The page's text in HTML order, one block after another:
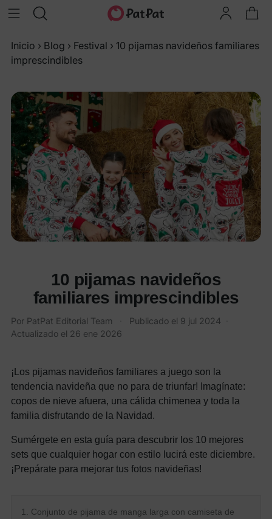
Inicio › Blog › Festival › 10 pijamas navideños familiares
imprescindibles
10 pijamas navideños
familiares imprescindibles
Por PatPat Editorial Team Publicado el 9 jul 2024
Actualizado el 26 ene 2026
¡Los pijamas navideños familiares a juego son la
tendencia navideña que no para de triunfar! Imagínate:
copos de nieve afuera, una cálida chimenea y toda la
familia disfrutando de la Navidad.
Sumérgete en esta guía para descubrir los 10 mejores
sets que cualquier hogar con estilo lucirá este diciembre.
¡Prepárate para mejorar tus fotos navideñas!
1. Conjunto de pijama de manga larga con camiseta de